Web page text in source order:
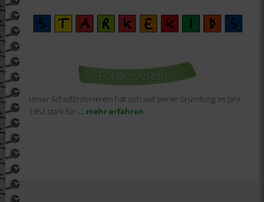
Förderverein
Unser Schulförderverein hat sich seit seiner Gründung im Jahr
1952 stark für ... mehr erfahren